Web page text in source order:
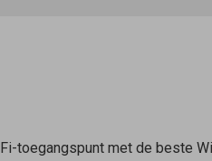
toegangspunt met de beste